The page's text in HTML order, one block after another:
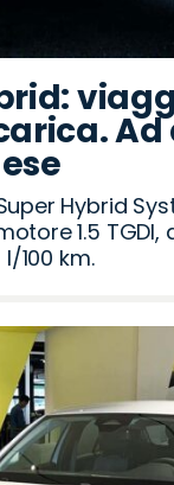
Ad
Hybrid
1.5
100 km.